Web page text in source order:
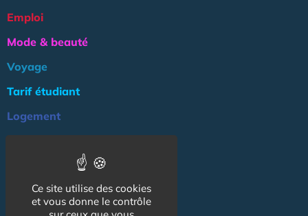
Emploi
Mode & beauté
Voyage
Tarif étudiant
Logement
Association
Ce site utilise des cookies
et vous donne le contrôle